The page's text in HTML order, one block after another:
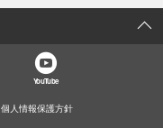
YouTube
個人情報保護方針